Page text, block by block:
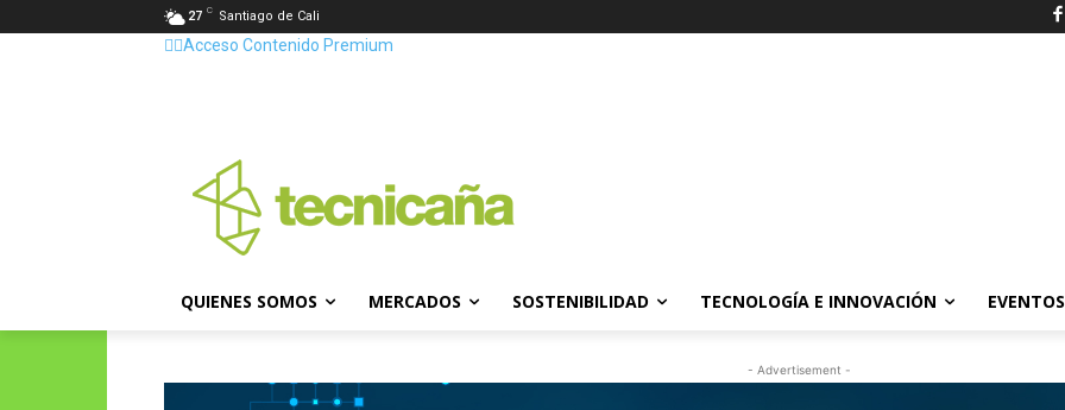
27 C Santiago de Cali
👷‍♂️Acceso Contenido Premium
QUIENES SOMOS MERCADOS SOSTENIBILIDAD TECNOLOGÍA E INNOVACIÓN EVENTOS
- Advertisement -